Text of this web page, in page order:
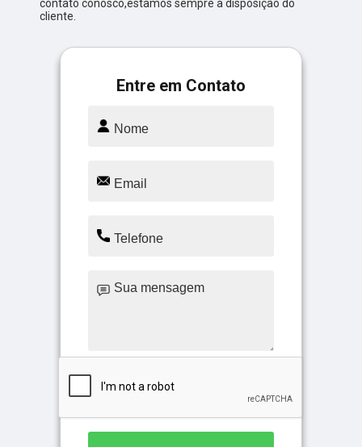
contato conosco,estamos sempre a disposição do
cliente.
Entre em Contato